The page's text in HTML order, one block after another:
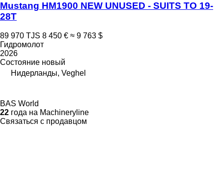
Mustang HM1900 NEW UNUSED - SUITS TO 19-
28T
89 970 TJS 8 450 € ≈ 9 763 $
Гидромолот
2026
Состояние новый
Нидерланды, Veghel
BAS World
22 года на Machineryline
Связаться с продавцом